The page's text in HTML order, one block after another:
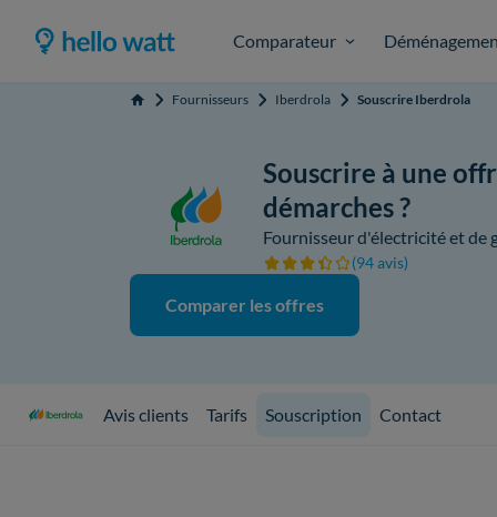
Comparateur
Accueil Fournisseurs Iberdrola Souscrire Iberdrola
Souscrire à une
démarches ?
Fournisseur d'électricité et de
(94 avis)
Comparer les offres
Avis clients Tarifs Souscription Contact